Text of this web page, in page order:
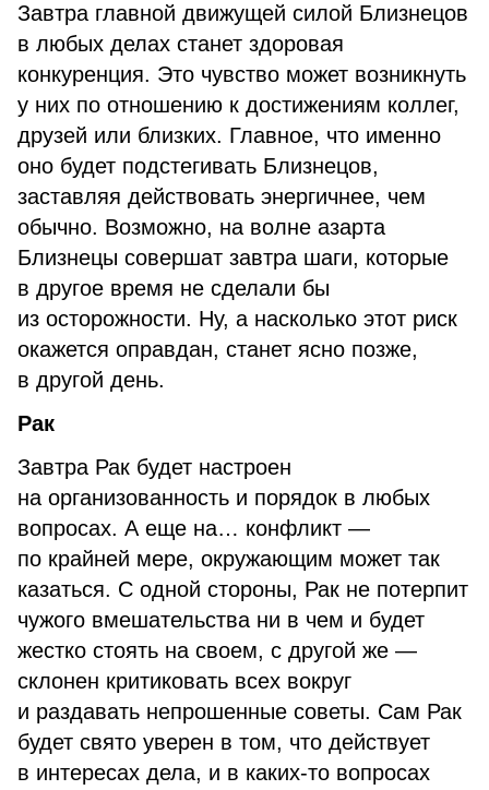
Завтра главной движущей силой Близнецов
в любых делах станет здоровая
конкуренция. Это чувство может возникнуть
у них по отношению к достижениям коллег,
друзей или близких. Главное, что именно
оно будет подстегивать Близнецов,
заставляя действовать энергичнее, чем
обычно. Возможно, на волне азарта
Близнецы совершат завтра шаги, которые
в другое время не сделали бы
из осторожности. Ну, а насколько этот риск
окажется оправдан, станет ясно позже,
в другой день.
Рак
Завтра Рак будет настроен
на организованность и порядок в любых
вопросах. А еще на… конфликт —
по крайней мере, окружающим может так
казаться. С одной стороны, Рак не потерпит
чужого вмешательства ни в чем и будет
жестко стоять на своем, с другой же —
склонен критиковать всех вокруг
и раздавать непрошенные советы. Сам Рак
будет свято уверен в том, что действует
в интересах дела, и в каких-то вопросах